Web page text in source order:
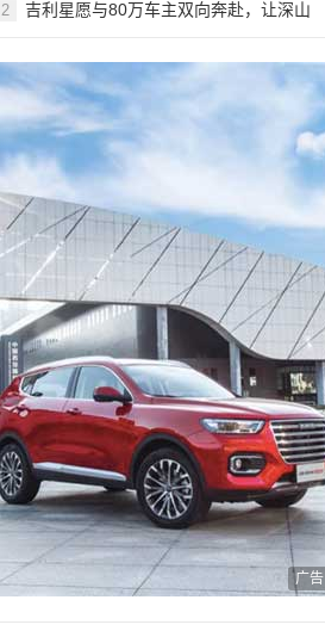
2
吉利星愿与80万车主双向奔赴，让深山
广告